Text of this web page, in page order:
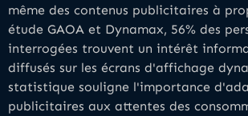
même des contenus publicitaires à
étude GAOA et Dynamax, 56% des
interrogées trouvent un intérêt
diffusés sur les écrans d'affichage
statistique souligne l'importance
publicitaires aux attentes des